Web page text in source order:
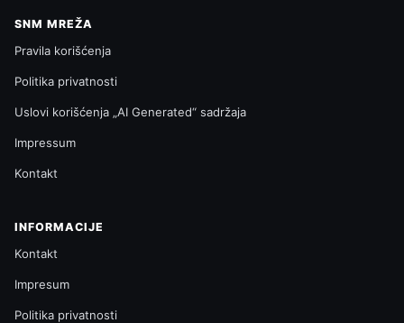
SNM MREŽA
Pravila korišćenja
Politika privatnosti
Uslovi korišćenja „AI Generated“ sadržaja
Impressum
Kontakt
INFORMACIJE
Kontakt
Impresum
Politika privatnosti